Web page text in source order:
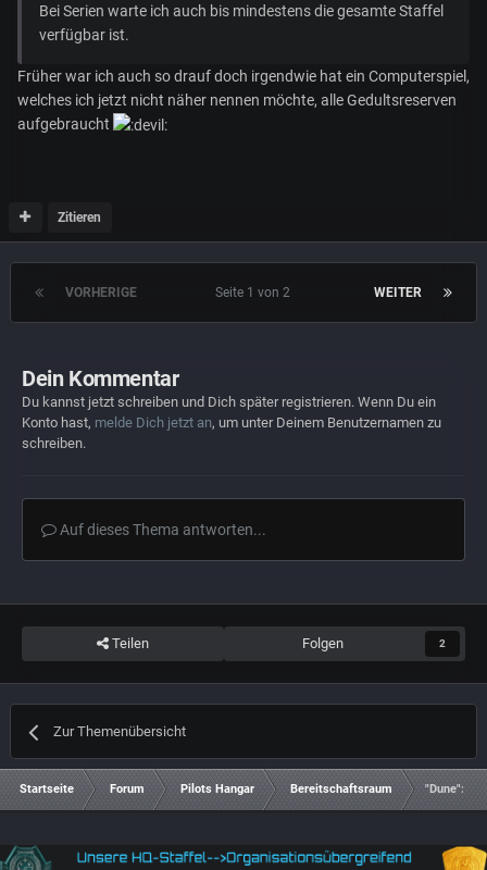
Bei Serien warte ich auch bis mindestens die gesamte Staffel
verfügbar ist.
Früher war ich auch so drauf doch irgendwie hat ein Computerspiel,
welches ich jetzt nicht näher nennen möchte, alle Gedultsreserven
aufgebraucht
Zitieren
VORHERIGE WEITER
Seite 1 von 2
Dein Kommentar
Du kannst jetzt schreiben und Dich später registrieren. Wenn Du ein
Konto hast, melde Dich jetzt an, um unter Deinem Benutzernamen zu
schreiben.
Auf dieses Thema antworten...
Teilen Folgen 2
Zur Themenübersicht
Startseite Forum Pilots Hangar Bereitschaftsraum "Dune":